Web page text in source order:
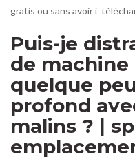
gratis ou sans avoir í
Puis-je
de
quelque
profond
malins ? |